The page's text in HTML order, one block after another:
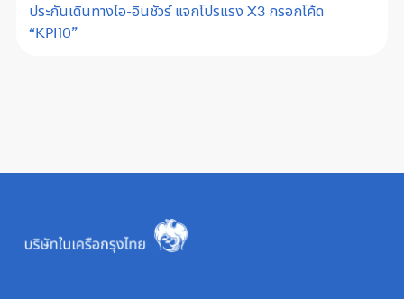
ประกันเดินทางไอ-อินชัวร์ แจกโปรแรง X3 กรอกโค้ด
“KPI10”